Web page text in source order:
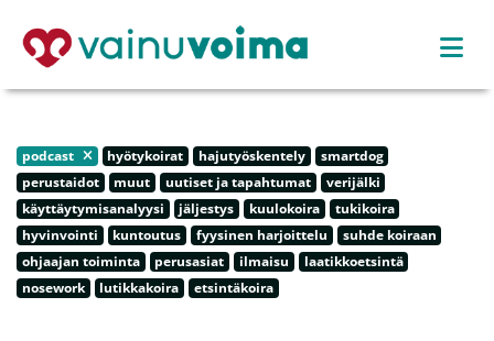
podcast hyötykoirat hajutyöskentely
smartdog
perustaidot
muut uutiset ja tapahtumat
verijälki
käyttäytymisanalyysi
jäljestys kuulokoira
tukikoira
hyvinvointi
kuntoutus fyysinen harjoittelu
suhde koiraan
ohjaajan toiminta
perusasiat ilmaisu
laatikkoetsintä
nosework
lutikkakoira etsintäkoira